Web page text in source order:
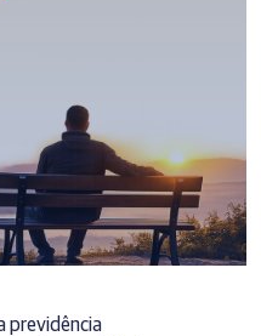
previdência